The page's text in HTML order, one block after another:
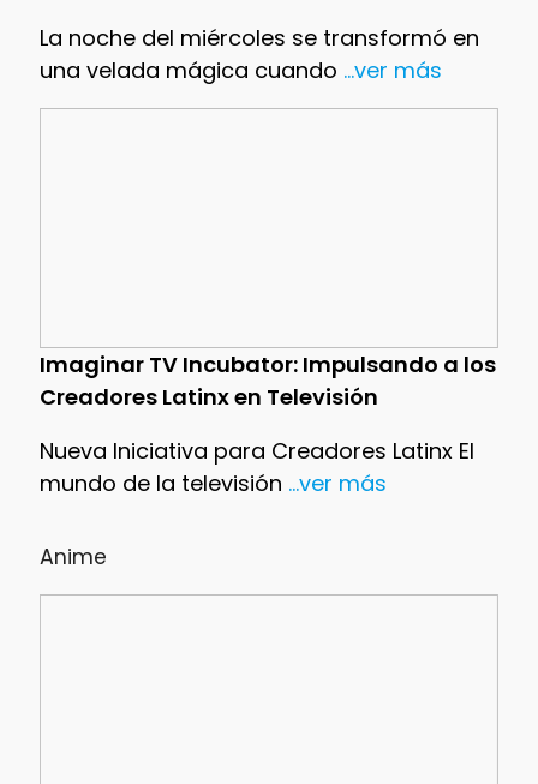
La noche del miércoles se transformó en
una velada mágica cuando ...ver más
Imaginar TV Incubator: Impulsando a los
Creadores Latinx en Televisión
Nueva Iniciativa para Creadores Latinx El
mundo de la televisión ...ver más
Anime